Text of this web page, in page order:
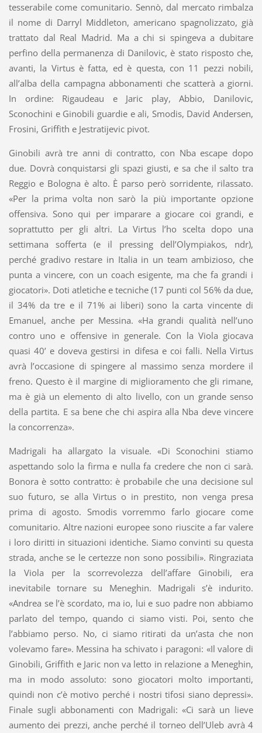
tesserabile come comunitario. Sennò, dal mercato rimbalza
il nome di Darryl Middleton, americano spagnolizzato, già
trattato dal Real Madrid. Ma a chi si spingeva a dubitare
perfino della permanenza di Danilovic, è stato risposto che,
avanti, la Virtus è fatta, ed è questa, con 11 pezzi nobili,
all’alba della campagna abbonamenti che scatterà a giorni.
In ordine: Rigaudeau e Jaric play, Abbio, Danilovic,
Sconochini e Ginobili guardie e ali, Smodis, David Andersen,
Frosini, Griffith e Jestratijevic pivot.
Ginobili avrà tre anni di contratto, con Nba escape dopo
due. Dovrà conquistarsi gli spazi giusti, e sa che il salto tra
Reggio e Bologna è alto. È parso però sorridente, rilassato.
«Per la prima volta non sarò la più importante opzione
offensiva. Sono qui per imparare a giocare coi grandi, e
soprattutto per gli altri. La Virtus l’ho scelta dopo una
settimana sofferta (e il pressing dell’Olympiakos, ndr),
perché gradivo restare in Italia in un team ambizioso, che
punta a vincere, con un coach esigente, ma che fa grandi i
giocatori». Doti atletiche e tecniche (17 punti col 56% da due,
il 34% da tre e il 71% ai liberi) sono la carta vincente di
Emanuel, anche per Messina. «Ha grandi qualità nell’uno
contro uno e offensive in generale. Con la Viola giocava
quasi 40’ e doveva gestirsi in difesa e coi falli. Nella Virtus
avrà l’occasione di spingere al massimo senza mordere il
freno. Questo è il margine di miglioramento che gli rimane,
ma è già un elemento di alto livello, con un grande senso
della partita. E sa bene che chi aspira alla Nba deve vincere
la concorrenza».
Madrigali ha allargato la visuale. «Di Sconochini stiamo
aspettando solo la firma e nulla fa credere che non ci sarà.
Bonora è sotto contratto: è probabile che una decisione sul
suo futuro, se alla Virtus o in prestito, non venga presa
prima di agosto. Smodis vorremmo farlo giocare come
comunitario. Altre nazioni europee sono riuscite a far valere
i loro diritti in situazioni identiche. Siamo convinti su questa
strada, anche se le certezze non sono possibili». Ringraziata
la Viola per la scorrevolezza dell’affare Ginobili, era
inevitabile tornare su Meneghin. Madrigali s’è indurito.
«Andrea se l’è scordato, ma io, lui e suo padre non abbiamo
parlato del tempo, quando ci siamo visti. Poi, sento che
l’abbiamo perso. No, ci siamo ritirati da un’asta che non
volevamo fare». Messina ha schivato i paragoni: «Il valore di
Ginobili, Griffith e Jaric non va letto in relazione a Meneghin,
ma in modo assoluto: sono giocatori molto importanti,
quindi non c’è motivo perché i nostri tifosi siano depressi».
Finale sugli abbonamenti con Madrigali: «Ci sarà un lieve
aumento dei prezzi, anche perché il torneo dell’Uleb avrà 4